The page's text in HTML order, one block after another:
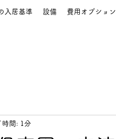
入居基準 設備 費用オプション
時間: 1分